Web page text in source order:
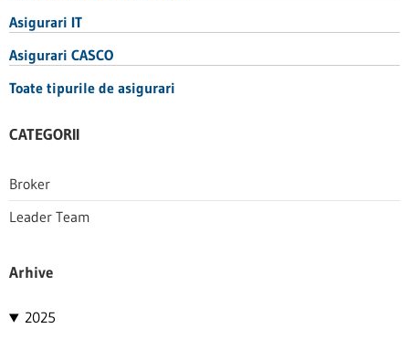
Asigurari IT
Asigurari CASCO
Toate tipurile de asigurari
CATEGORII
Broker
Leader Team
Arhive
2025